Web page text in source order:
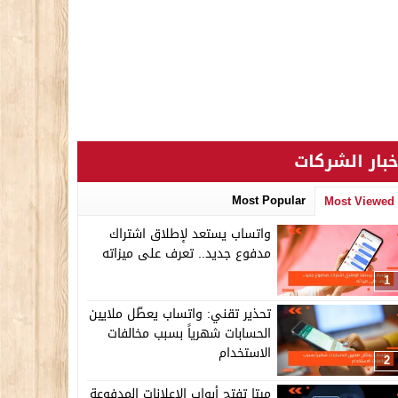
الشركات
Most Viewed
Most Popular
1
واتساب يستعد لإطلاق اشتراك
مدفوع جديد.. تعرف على ميزاته
2
تحذير تقني: واتساب يعطّل ملايين
الحسابات شهرياً بسبب مخالفات
الاستخدام